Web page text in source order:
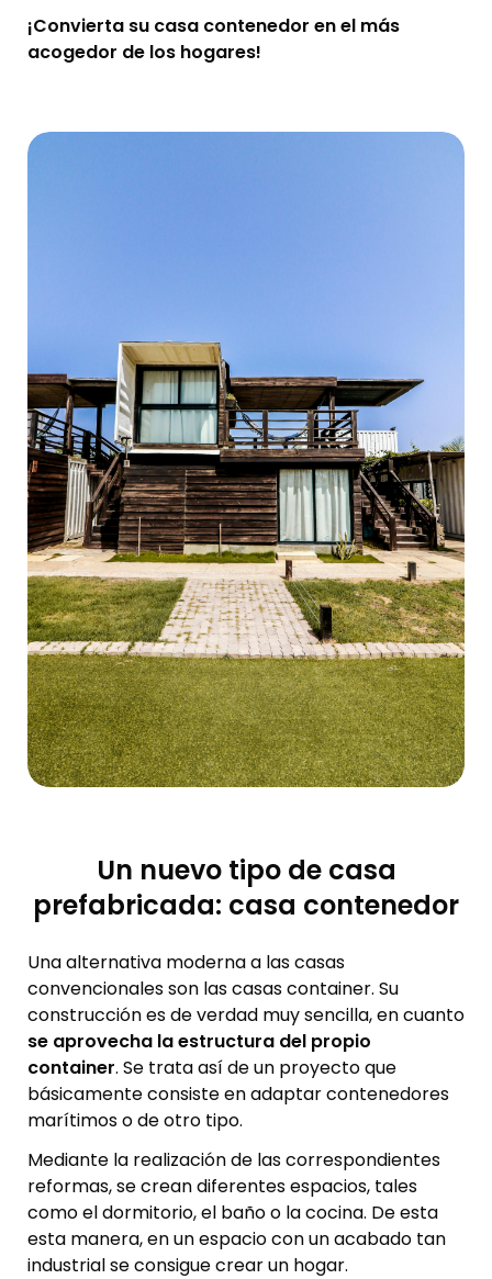
¡Convierta su casa contenedor en el más
acogedor de los hogares!
Un nuevo tipo de casa
prefabricada: casa contenedor
Una alternativa moderna a las casas
convencionales son las casas container. Su
construcción es de verdad muy sencilla, en cuanto
se aprovecha la estructura del propio
container. Se trata así de un proyecto que
básicamente consiste en adaptar contenedores
marítimos o de otro tipo.
Mediante la realización de las correspondientes
reformas, se crean diferentes espacios, tales
como el dormitorio, el baño o la cocina. De esta
esta manera, en un espacio con un acabado tan
industrial se consigue crear un hogar.